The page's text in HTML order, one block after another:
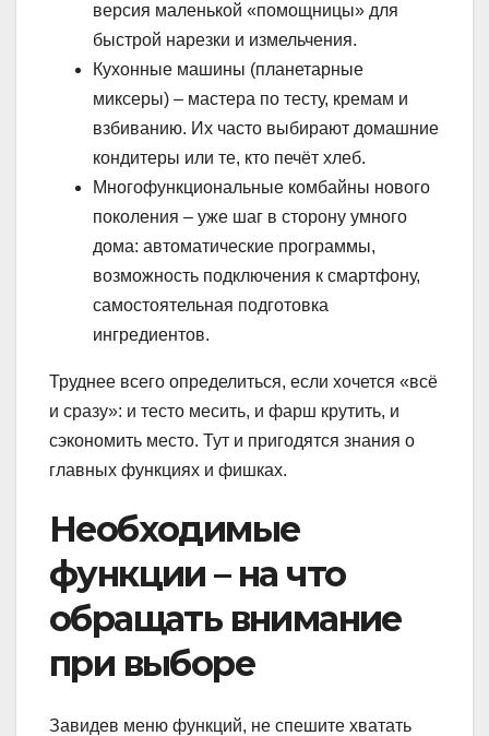
версия маленькой «помощницы» для
быстрой нарезки и измельчения.
Кухонные машины (планетарные
миксеры) – мастера по тесту, кремам и
взбиванию. Их часто выбирают домашние
кондитеры или те, кто печёт хлеб.
Многофункциональные комбайны нового
поколения – уже шаг в сторону умного
дома: автоматические программы,
возможность подключения к смартфону,
самостоятельная подготовка
ингредиентов.
Труднее всего определиться, если хочется «всё
и сразу»: и тесто месить, и фарш крутить, и
сэкономить место. Тут и пригодятся знания о
главных функциях и фишках.
Необходимые
функции – на что
обращать внимание
при выборе
Завидев меню функций, не спешите хватать